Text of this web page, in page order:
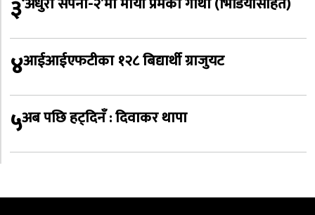
३
४आईआईएफटीका १२८ बिद्यार्थी ग्राजुयट
५अब पछि हट्दिनँ : दिवाकर थापा